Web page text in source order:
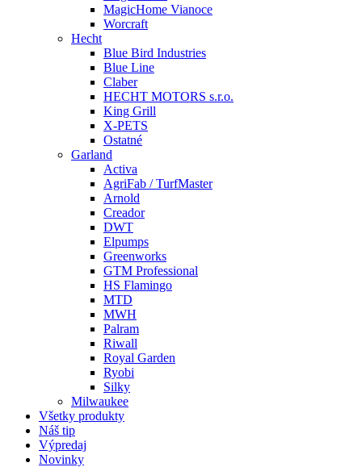
MagicHome Vianoce
Worcraft
Hecht
Blue Bird Industries
Blue Line
Claber
HECHT MOTORS s.r.o.
King Grill
X-PETS
Ostatné
Garland
Activa
AgriFab / TurfMaster
Arnold
Creador
DWT
Elpumps
Greenworks
GTM Professional
HS Flamingo
MTD
MWH
Palram
Riwall
Royal Garden
Ryobi
Silky
Milwaukee
Všetky produkty
Náš tip
Výpredaj
Novinky